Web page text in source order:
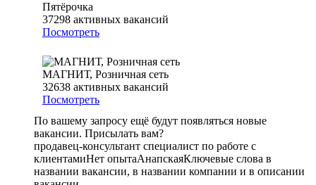
Пятёрочка
37298 активных вакансий
Посмотреть
МАГНИТ, Розничная сеть
32638 активных вакансий
Посмотреть
По вашему запросу ещё будут появляться новые
вакансии. Присылать вам?
продавец-консультант специалист по работе с
клиентамиНет опытаАнапскаяКлючевые слова в
названии вакансии, в названии компании и в описании